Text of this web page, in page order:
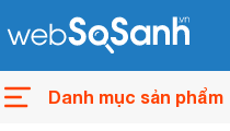
Danh mục sản phẩm